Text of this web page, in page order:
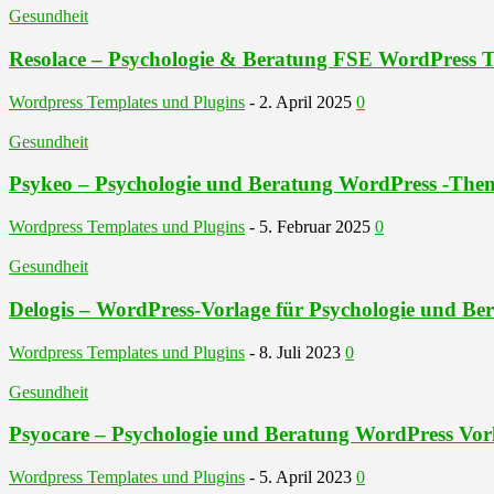
Gesundheit
Resolace – Psychologie & Beratung FSE WordPress
Wordpress Templates und Plugins - 2. April 2025 0
Gesundheit
Psykeo – Psychologie und Beratung WordPress -
Wordpress Templates und Plugins - 5. Februar 2025 0
Gesundheit
Delogis – WordPress-Vorlage für Psychologie und
Wordpress Templates und Plugins - 8. Juli 2023 0
Gesundheit
Psyocare – Psychologie und Beratung WordPress
Wordpress Templates und Plugins - 5. April 2023 0